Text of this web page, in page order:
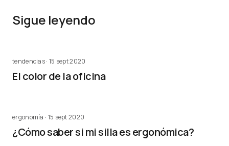
Sigue leyendo
tendencias · 15 sept 2020
El color de la oficina
ergonomía · 15 sept 2020
¿Cómo saber si mi silla es ergonómica?